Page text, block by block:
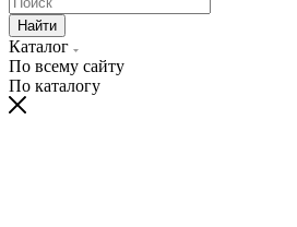
Найти
Каталог
По всему сайту
По каталогу